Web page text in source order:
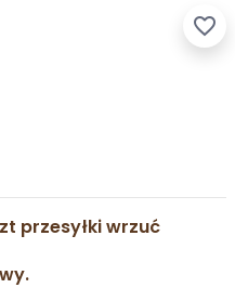
favorite_border
przesyłki wrzuć